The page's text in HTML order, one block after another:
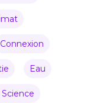
Connexion
Eau